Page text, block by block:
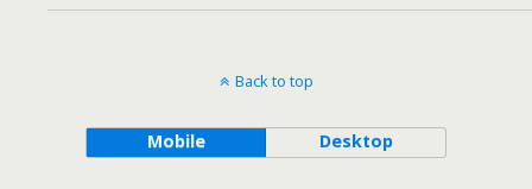
Back to top
Mobile Desktop